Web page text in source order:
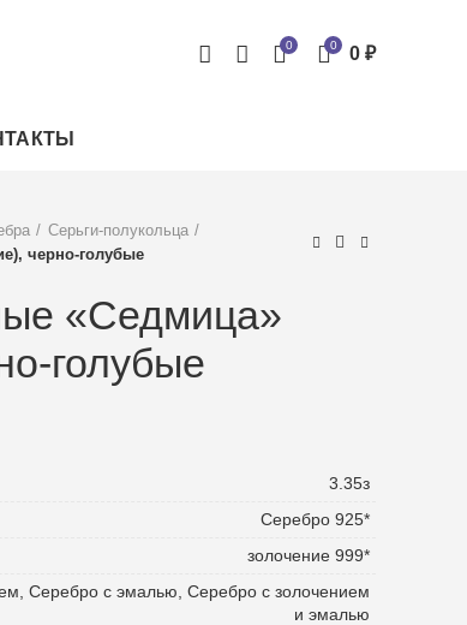
0 0 0 ₽
Серьги-полукольца
черно-голубые
«Седмица»
голубые
3.35з
Серебро 925*
золочение 999*
Серебро с эмалью, Серебро с золочением
и эмалью